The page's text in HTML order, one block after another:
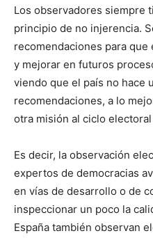
Los observadores siempre
principio de no injerencia.
recomendaciones para
y mejorar en futuros
viendo que el país no hace
recomendaciones, a lo
otra misión al ciclo
Es decir, la observación
expertos de democracias
en vías de desarrollo o de
inspeccionar un poco la
España también observan